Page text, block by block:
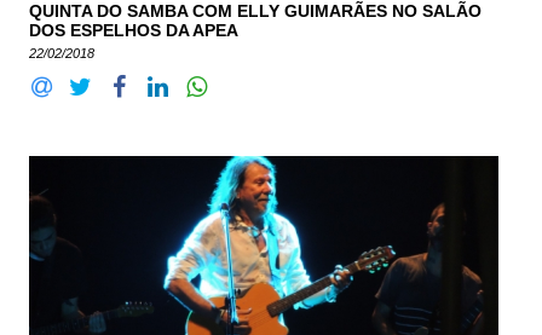
QUINTA DO SAMBA COM ELLY GUIMARÃES NO SALÃO
DOS ESPELHOS DA APEA
22/02/2018